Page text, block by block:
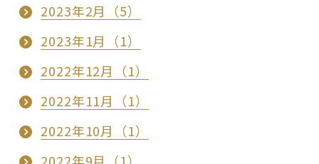
2023年2月（5）
2023年1月（1）
2022年12月（1）
2022年11月（1）
2022年10月（1）